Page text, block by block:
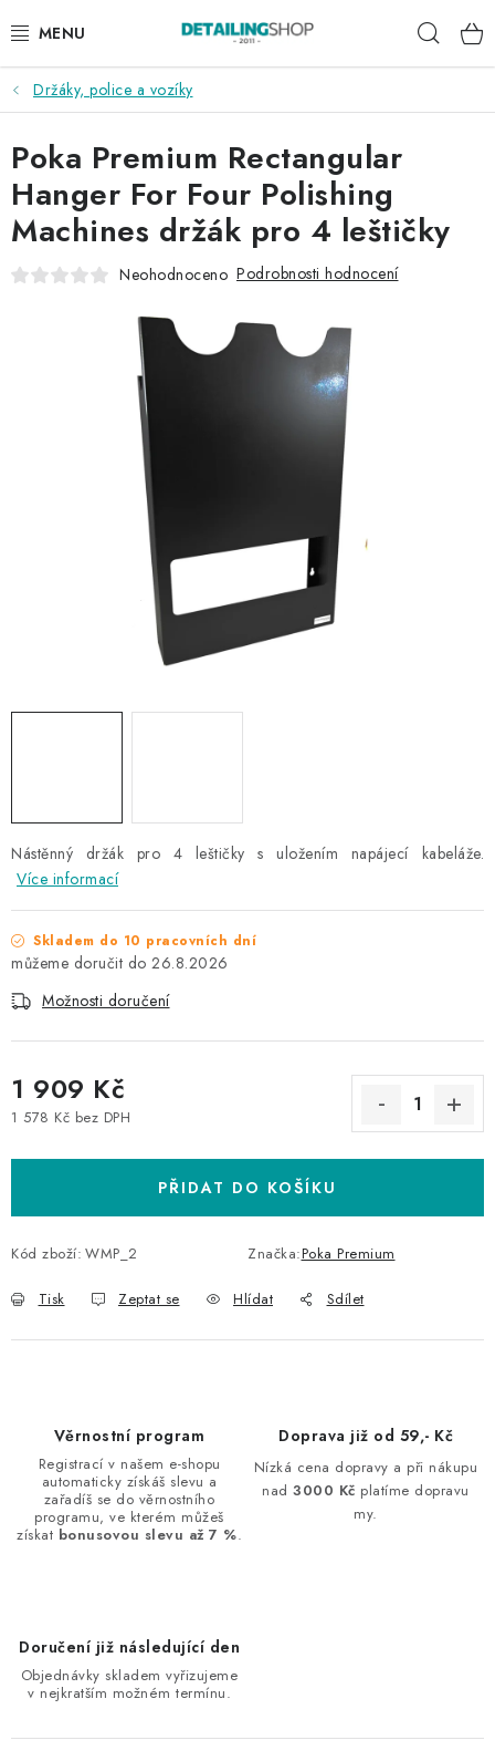
na
AKCE
NOVINKY
EXTERIÉR
INTERIÉR
PŘÍSLUŠENSTVÍ
DÁRKOVÉ SADY A POUKAZY
PRODÁVANÉ ZNAČKY
Držáky, police a vozíky
Nástěnný držák pro 4 leštičky s uložením napájecí kabeláže.
Více informací
Skladem do 10 pracovních dní
26.8.2026
Možnosti doručení
1 909 Kč
1 578 Kč bez DPH
PŘIDAT DO KOŠÍKU
Kód zboží: WMP_2 Značka:Poka Premium
Tisk Zeptat se Hlídat Sdílet
Poka Premium Rectangular
Hanger For Four Polishing
Machines držák pro 4 leštičky
Neohodnoceno Podrobnosti hodnocení
Věrnostní program
Registrací v našem e-shopu
automaticky získáš slevu a
zařadíš se do věrnostního
programu, ve kterém můžeš
získat bonusovou slevu až 7 %.
Doprava již od 59,- Kč
Nízká cena dopravy a při nákupu
nad3000 Kč platíme dopravu
my.
Doručení již následující den
Objednávky skladem vyřizujeme
v nejkratším možném termínu.